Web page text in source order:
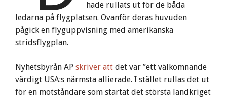
hade rullats ut för de båda
ledarna på flygplatsen. Ovanför deras huvuden
pågick en flyguppvisning med amerikanska
stridsflygplan.
Nyhetsbyrån AP skriver att det var ”ett välkomnande
värdigt USA:s närmsta allierade. I stället rullas det ut
för en motståndare som startat det största landkriget